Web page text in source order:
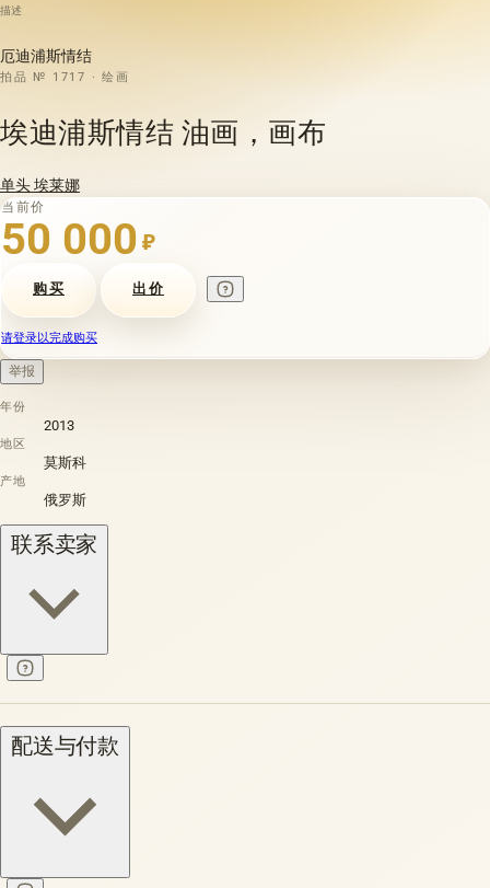
描述
厄迪浦斯情结
拍品 № 1717 · 绘画
埃迪浦斯情结 油画，画布
单头 埃莱娜
当前价
50 000 ₽
购买 出价
请登录以完成购买
举报
年份
2013
地区
莫斯科
产地
俄罗斯
联系卖家
配送与付款